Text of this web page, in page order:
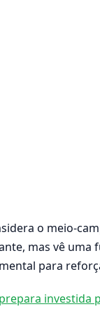
o meio-
mas vê uma
para
investida